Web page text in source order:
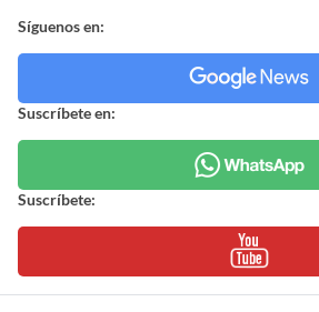
Síguenos en:
Suscríbete en:
Suscríbete: